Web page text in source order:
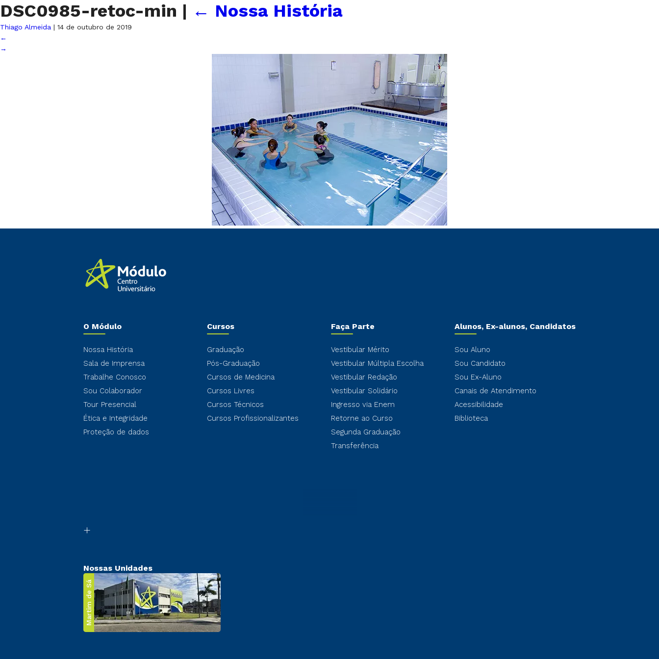
DSC0985-retoc-min | ← Nossa História
Thiago Almeida | 14 de outubro de 2019
←
→
O Módulo
Nossa História
Sala de Imprensa
Trabalhe Conosco
Sou Colaborador
Tour Presencial
Ética e Integridade
Proteção de dados
Cursos
Graduação
Pós-Graduação
Cursos de Medicina
Cursos Livres
Cursos Técnicos
Cursos Profissionalizantes
Faça Parte
Vestibular Mérito
Vestibular Múltipla Escolha
Vestibular Redação
Vestibular Solidário
Ingresso via Enem
Retorne ao Curso
Segunda Graduação
Transferência
Alunos, Ex-alunos, Candidatos
Sou Aluno
Sou Candidato
Sou Ex-Aluno
Canais de Atendimento
Acessibilidade
Biblioteca
Nossas Unidades
Martim de Sá